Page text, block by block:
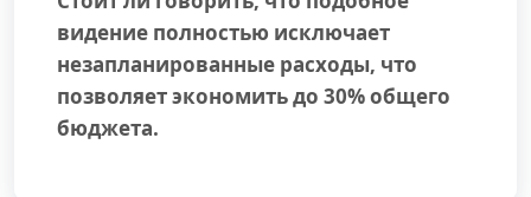
видение полностью исключает
незапланированные расходы, что
позволяет экономить до 30% общего
бюджета.